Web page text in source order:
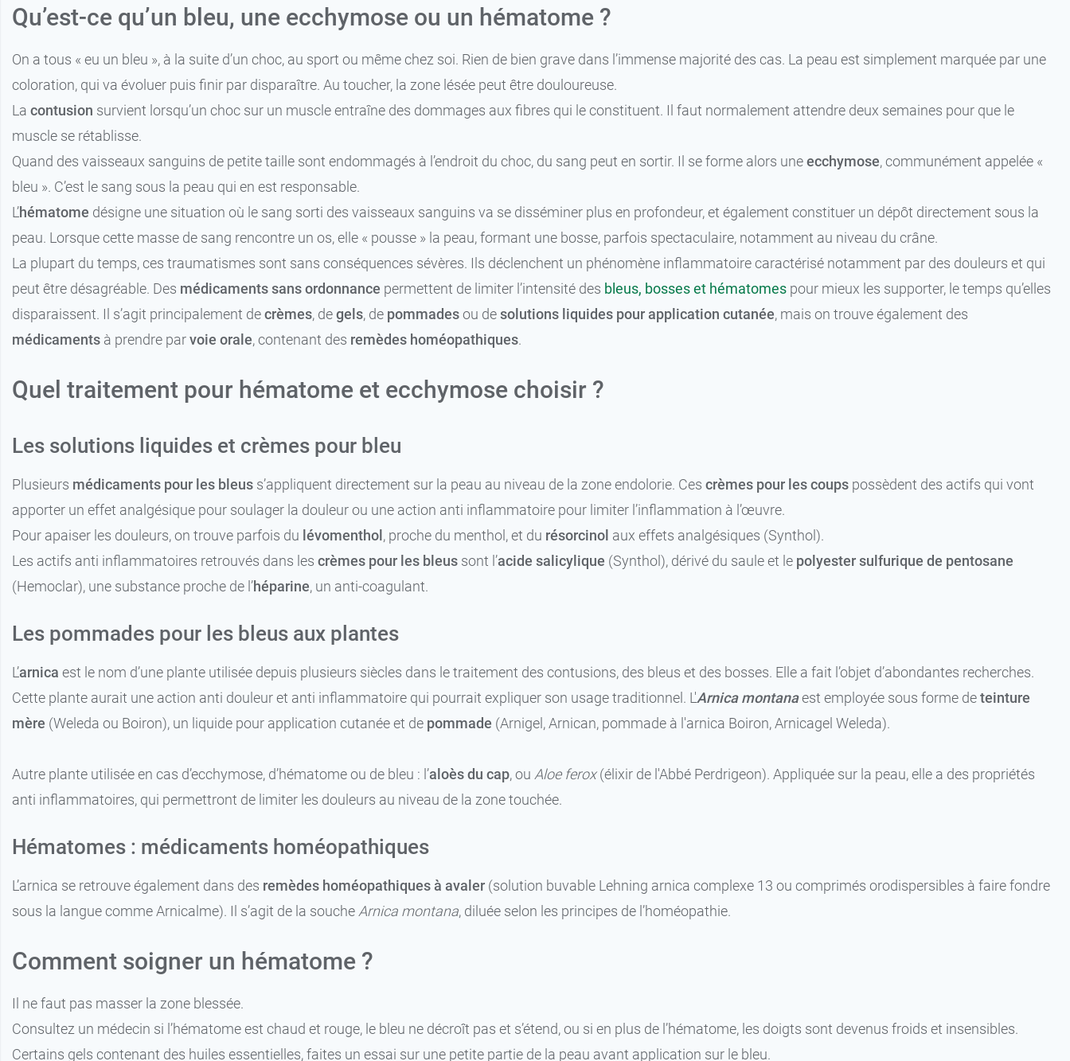
Qu’est-ce qu’un bleu, une ecchymose ou un hématome ?
On a tous « eu un bleu », à la suite d’un choc, au sport ou même chez soi. Rien de bien grave dans l’immense majorité des cas. La peau est simplement marquée par une
coloration, qui va évoluer puis finir par disparaître. Au toucher, la zone lésée peut être douloureuse.
La contusion survient lorsqu’un choc sur un muscle entraîne des dommages aux fibres qui le constituent. Il faut normalement attendre deux semaines pour que le
muscle se rétablisse.
Quand des vaisseaux sanguins de petite taille sont endommagés à l’endroit du choc, du sang peut en sortir. Il se forme alors uneecchymose, communément appelée «
bleu ». C’est le sang sous la peau qui en est responsable.
L’hématome désigne une situation où le sang sorti des vaisseaux sanguins va se disséminer plus en profondeur, et également constituer un dépôt directement sous la
peau. Lorsque cette masse de sang rencontre un os, elle « pousse » la peau, formant une bosse, parfois spectaculaire, notamment au niveau du crâne.
La plupart du temps, ces traumatismes sont sans conséquences sévères. Ils déclenchent un phénomène inflammatoire caractérisé notamment par des douleurs et qui
peut être désagréable. Des médicaments sans ordonnance permettent de limiter l’intensité des bleus, bosses et hématomes pour mieux les supporter, le temps qu’elles
disparaissent. Il s’agit principalement decrèmes, degels, de pommadesou desolutions liquides pour application cutanée, mais on trouve également des
médicaments à prendre parvoie orale, contenant des remèdes homéopathiques.
Quel traitement pour hématome et ecchymose choisir ?
Les solutions liquides et crèmes pour bleu
Plusieurs médicaments pour les bleus s’appliquent directement sur la peau au niveau de la zone endolorie. Ces crèmes pour les coups possèdent des actifs qui vont
apporter un effet analgésique pour soulager la douleur ou une action anti inflammatoire pour limiter l’inflammation à l’œuvre.
Pour apaiser les douleurs, on trouve parfois du lévomenthol , proche du menthol, et du résorcinol aux effets analgésiques (Synthol).
Les actifs anti inflammatoires retrouvés dans les crèmes pour les bleus sont l’acide salicylique (Synthol), dérivé du saule et le polyester sulfurique de pentosane
(Hemoclar), une substance proche de l’héparine, un anti-coagulant.
Les pommades pour les bleus aux plantes
L’arnica est le nom d’une plante utilisée depuis plusieurs siècles dans le traitement des contusions, des bleus et des bosses. Elle a fait l’objet d’abondantes recherches.
Cette plante aurait une action anti douleur et anti inflammatoire qui pourrait expliquer son usage traditionnel. L'Arnica montanaest employée sous forme deteinture
mère (Weleda ou Boiron), un liquide pour application cutanée et de pommade (Arnigel, Arnican, pommade à l'arnica Boiron, Arnicagel Weleda).
Autre plante utilisée en cas d’ecchymose, d’hématome ou de bleu : l’aloès du cap, ou Aloe ferox(élixir de l'Abbé Perdrigeon). Appliquée sur la peau, elle a des propriétés
anti inflammatoires, qui permettront de limiter les douleurs au niveau de la zone touchée.
Hématomes : médicaments homéopathiques
L’arnica se retrouve également dans des remèdes homéopathiques à avaler (solution buvable Lehning arnica complexe 13 ou comprimés orodispersibles à faire fondre
sous la langue comme Arnicalme). Il s’agit de la soucheArnica montana, diluée selon les principes de l’homéopathie.
Comment soigner un hématome ?
Il ne faut pas masser la zone blessée.
Consultez un médecin si l’hématome est chaud et rouge, le bleu ne décroît pas et s’étend, ou si en plus de l’hématome, les doigts sont devenus froids et insensibles.
Certains gels contenant des huiles essentielles, faites un essai sur une petite partie de la peau avant application sur le bleu.